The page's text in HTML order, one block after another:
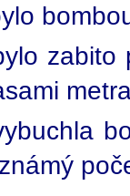
zabito